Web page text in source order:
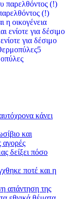
(!)
η οικογένεια
για δέσιμο
5
κάνει
και
αγορές
δείξει πόσο
ποτέ και η
απάντηση της